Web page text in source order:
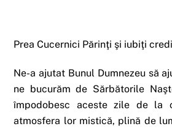
Prea Cucernici Părinţi şi iubiţi
Ne-a ajutat Bunul Dumnezeu să
ne bucurăm de Sărbătorile
împodobesc aceste zile de la
atmosfera lor mistică, plină de